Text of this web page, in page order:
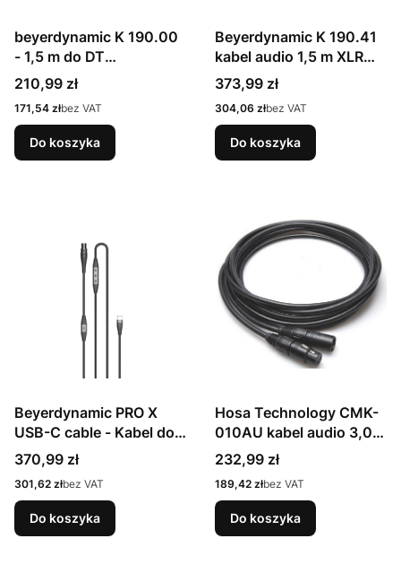
beyerdynamic K 190.00
- 1,5 m do DT
18*/19*/28*/29*-bez
złącz
Cena
210,99 zł
Cena
171,54 złbez VAT
Do koszyka
Beyerdynamic K 190.41
kabel audio 1,5 m XLR
(5-pin) Czarny
Cena
373,99 zł
Cena
304,06 złbez VAT
Do koszyka
Beyerdynamic PRO X
USB-C cable - Kabel do
PRO X / DT 1770 /
DT1990 PRO USB-C
Cena
370,99 zł
Cena
301,62 złbez VAT
Do koszyka
Hosa Technology CMK-
010AU kabel audio 3,05
m XLR (3-pin) Czarny
Cena
232,99 zł
Cena
189,42 złbez VAT
Do koszyka